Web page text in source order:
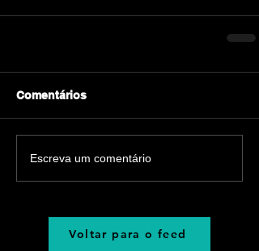
Comentários
Escreva um comentário
Voltar para o feed